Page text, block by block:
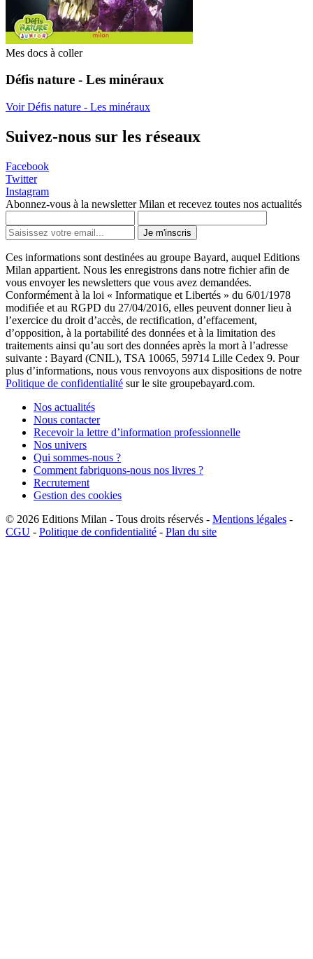
Mes docs à coller
Défis nature - Les minéraux
Voir Défis nature - Les minéraux
Suivez-nous sur les réseaux
Facebook
Twitter
Instagram
Abonnez-vous à la newsletter Milan et recevez toutes nos actualités
Je m'inscris
Ces informations sont destinées au groupe Bayard, auquel Editions
Milan appartient. Nous les enregistrons dans notre fichier afin de
vous envoyer les newsletters que vous avez demandées.
Conformément à la loi « Informatique et Libertés » du 6/01/1978
modifiée et au RGPD du 27/04/2016, elles peuvent donner lieu à
l’exercice du droit d’accès, de rectification, d’effacement,
d’opposition, à la portabilité des données et à la limitation des
traitements ainsi qu’au sort des données après la mort à l’adresse
suivante : Bayard (CNIL), TSA 10065, 59714 Lille Cedex 9. Pour
plus d’informations, nous vous renvoyons aux dispositions de notre
Politique de confidentialité sur le site groupebayard.com.
Nos actualités
Nous contacter
Recevoir la lettre d’information professionnelle
Nos univers
Qui sommes-nous ?
Comment fabriquons-nous nos livres ?
Recrutement
Gestion des cookies
© 2026 Editions Milan - Tous droits réservés - Mentions légales -
CGU - Politique de confidentialité - Plan du site